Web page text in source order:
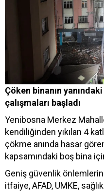
Çöken binanın
çalışmaları başladı
Yenibosna Merkez
kendiliğinden yıkılan 4
çökme anında hasar
kapsamındaki boş bina
Geniş güvenlik
itfaiye, AFAD, UMKE,